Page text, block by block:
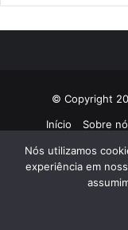
© Copyright
Início
Sobre
Nós utilizamos
experiência em